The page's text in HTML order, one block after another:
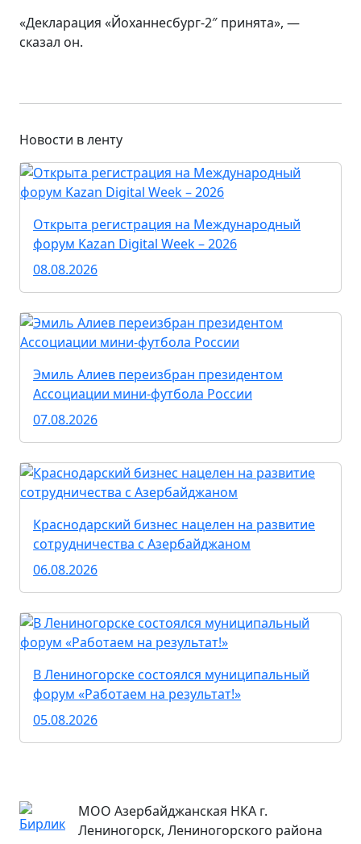
«Декларация «Йоханнесбург-2″ принята», —
сказал он.
Новости в ленту
Открыта регистрация на Международный
форум Kazan Digital Week – 2026
08.08.2026
Эмиль Алиев переизбран президентом
Ассоциации мини-футбола России
07.08.2026
Краснодарский бизнес нацелен на развитие
сотрудничества с Азербайджаном
06.08.2026
В Лениногорске состоялся муниципальный
форум «Работаем на результат!»
05.08.2026
МОО Азербайджанская НКА г.
Лениногорск, Лениногорского района